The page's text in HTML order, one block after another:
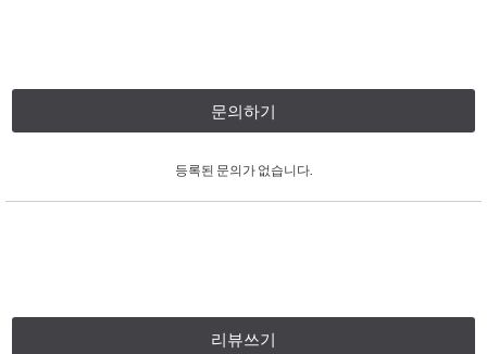
문의하기
등록된 문의가 없습니다.
리뷰쓰기